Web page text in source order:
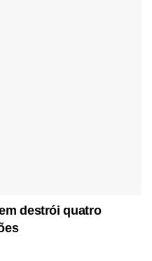
destrói quatro